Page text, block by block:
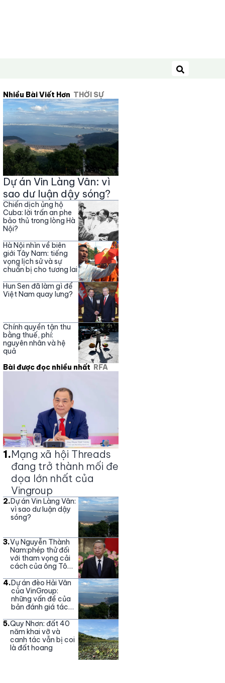
Tìm kiếm
Nhiều Bài Viết Hơn THỜI SỰ
Dự án Vin Làng Vân: vì
sao dư luận dậy sóng?
Chiến dịch ủng hộ
Cuba: lời trấn an phe
bảo thủ trong lòng Hà
Nội?
Hà Nội nhìn về biên
giới Tây Nam: tiếng
vọng lịch sử và sự
chuẩn bị cho tương lai
Hun Sen đã làm gì để
Việt Nam quay lưng?
Chính quyền tận thu
bằng thuế, phí:
nguyên nhân và hệ
quả
Bài được đọc nhiều nhất RFA
1.Mạng xã hội Threads
đang trở thành mối đe
dọa lớn nhất của
Vingroup
2.Dự án Vin Làng Vân:
vì sao dư luận dậy
sóng?
3.Vụ Nguyễn Thành
Nam:phép thử đối
với tham vọng cải
cách của ông Tô
4.Dự án đèo Hải Vân
của VinGroup:
những vấn đề của
bản đánh giá tác
5.Quy Nhơn: đất 40
năm khai vỡ và
canh tác vẫn bị coi
là đất hoang